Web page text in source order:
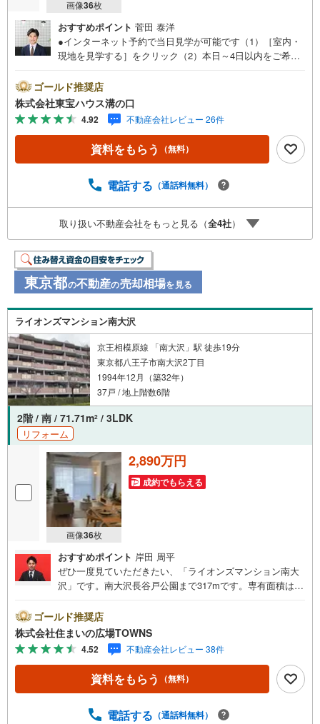
画像36枚
おすすめポイント 菅田 泰洋
●インターネット予約で当日見学が可能です（1）［室内・
現地を見学する］をクリック（2）本日～4日以内をご希望
い！●10:00～21:00はお電話でのお問い合わせがスムーズで
す。【Yahoo！ 不動産キャンペーン対象店舗】当店で物件
を成約するとPayPayポイントがもらえる「Yahoo！不動産
物件ご成約キャンペーン」の対象になります。「資料をも
らう」「見学予約をする」ボタンからお問い合わせくださ
い。※必ずYahoo！ JAPAN IDでログインしてください。※P
客様からのお言葉に感謝してこれからも楽しく素敵なお家
らまずは、お気軽に東宝ハウス溝の口に相談してみません
か？何も決まっていなくて大丈夫！まずはお客様の夢をお
聞かせ下さい！未来の「不安」を「安心」に変える「未来
カレンダー」もご来店時に好評です。スタッフ一同いつで
もお客様のお問合せをお待ちしております。
ゴールド推奨店
株式会社東宝ハウス溝の口
4.92 不動産会社レビュー 26件
資料をもらう （無料）
電話する （通話料無料）
取り扱い不動産会社をもっと見る（全4社）
東京都の不動産の売却相場を見る
ライオンズマンション南大沢
京王相模原線 「南大沢」駅 徒歩19分
東京都八王子市南大沢2丁目
1994年12月（築32年）
37戸 / 地上階数6階
2階 / 南 / 71.71m2 / 3LDK
リフォーム
画像36枚
2,890万円
成約でもらえる
おすすめポイント 岸田 周平
ぜひ一度見ていただきたい、「ライオンズマンション南大
沢」です。南大沢長谷戸公園まで317mです。専有面積は7
2平米のバルコニー面積の物件です。セキュリティが充実し
ている物件です。顔が見える安心のTVインターホン付きで
す。不在時や家にいながら応対できないときでも宅配ボッ
クスに荷物が届けられるので、配達時間を気にせずに生活
を送ることができます。バルコニーの広さが8.62平米の物
件です。オートロックが付いているので、空き巣などの危
きの物件はいかがでしょうか。来訪者の顔が見えるTVイン
ゴールド推奨店
株式会社住まいの広場TOWNS
4.52 不動産会社レビュー 38件
資料をもらう （無料）
電話する （通話料無料）